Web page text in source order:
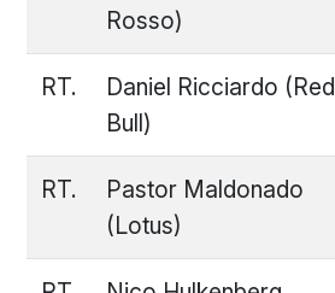
Rosso)
RT.
Daniel Ricciardo (Red
Bull)
RT.
Pastor Maldonado
(Lotus)